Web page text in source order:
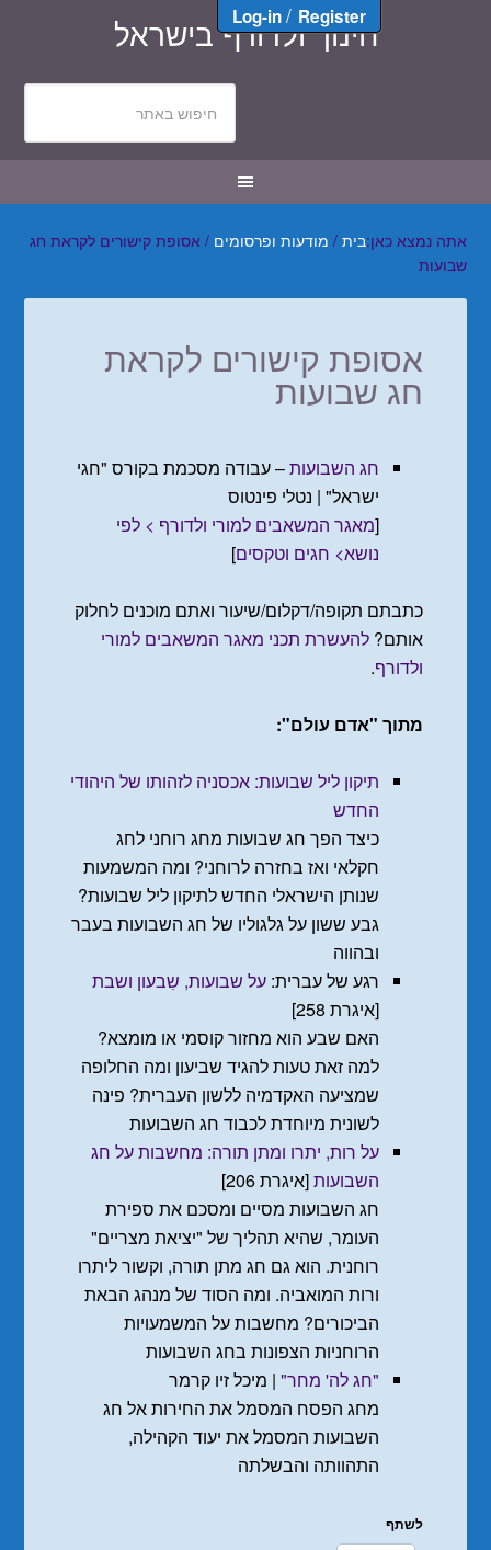
Log-in/ Register
חינוך ולדורף בישראל
אתה נמצא כאן:בית / מודעות ופרסומים / אסופת קישורים לקראת חג
שבועות
אסופת קישורים לקראת
חג שבועות
חג השבועות– עבודה מסכמת בקורס "חגי
ישראל" | נטלי פינטוס
[מאגר המשאבים למורי ולדורף > לפי
נושא> חגים וטקסים]
כתבתם תקופה/דקלום/שיעור ואתם מוכנים לחלוק
אותם?להעשרת תכני מאגר המשאבים למורי
ולדורף.
מתוך "אדם עולם":
תיקון ליל שבועות: אכסניה לזהותו של היהודי
החדש
כיצד הפך חג שבועות מחג רוחני לחג
חקלאי ואז בחזרה לרוחני? ומה המשמעות
שנותן הישראלי החדש לתיקון ליל שבועות?
גבע ששון על גלגוליו של חג השבועות בעבר
ובהווה
רגע של עברית:על שבועות, שִבעון ושבת
[איגרת 258]
האם שבע הוא מחזור קוסמי או מומצא?
למה זאת טעות להגיד שביעון ומה החלופה
שמציעה האקדמיה ללשון העברית? פינה
לשונית מיוחדת לכבוד חג השבועות
על רות, יתרו ומתן תורה: מחשבות על חג
השבועות[איגרת 206]
חג השבועות מסיים ומסכם את ספירת
העומר, שהיא תהליך של "יציאת מצריים"
רוחנית. הוא גם חג מתן תורה, וקשור ליתרו
ורות המואביה. ומה הסוד של מנהג הבאת
הביכורים? מחשבות על המשמעויות
הרוחניות הצפונות בחג השבועות
"חג לה' מחר" | מיכל זיו קרמר
מחג הפסח המסמל את החירות אל חג
השבועות המסמל את יעוד הקהילה,
התהוותה והבשלתה
לשתף